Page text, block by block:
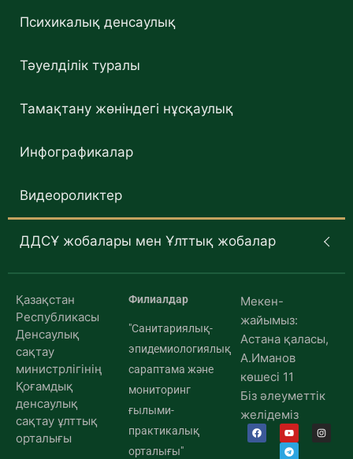
Психикалық денсаулық
Тәуелділік туралы
Тамақтану жөніндегі нұсқаулық
Инфографикалар
Видеороликтер
ДДСҰ жобалары мен Ұлттық жобалар
Қазақстан
Республикасы
Денсаулық
сақтау
министрлігінің
Қоғамдық
денсаулық
сақтау ұлттық
орталығы
Филиалдар
"Санитариялық-
эпидемиологиялық
сараптама және
мониторинг
ғылыми-
практикалық
орталығы"
Мекен-
жайымыз:
Астана қаласы,
А.Иманов
көшесі 11
Біз әлеуметтік
желідеміз